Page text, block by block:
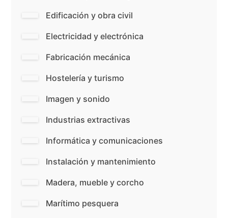
Edificación y obra civil
Electricidad y electrónica
Fabricación mecánica
Hostelería y turismo
Imagen y sonido
Industrias extractivas
Informática y comunicaciones
Instalación y mantenimiento
Madera, mueble y corcho
Marítimo pesquera